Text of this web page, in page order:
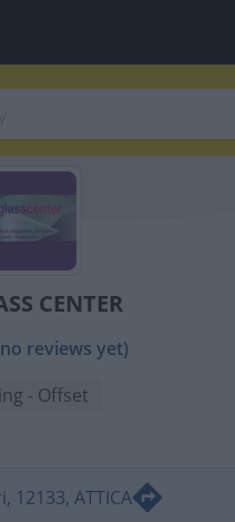
CENTER
reviews yet)
- Offset
12133, ATTICA